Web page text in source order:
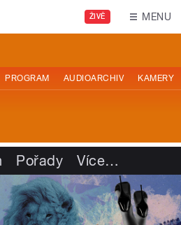
ŽIVĚ MENU
PROGRAM AUDIOARCHIV KAMERY
Pořady Více…